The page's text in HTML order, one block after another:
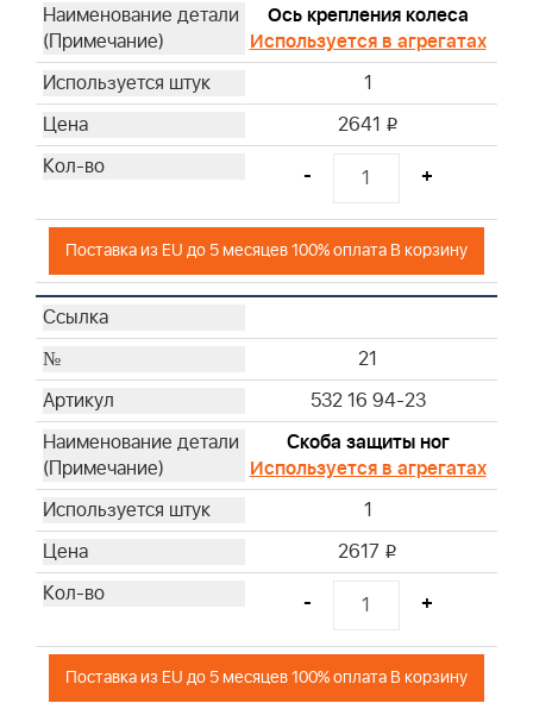
Ось крепления колеса
Используется в агрегатах
1
2641 i
- +
Поставка из EU до 5 месяцев 100% оплата В корзину
21
532 16 94-23
Скоба защиты ног
Используется в агрегатах
1
2617 i
- +
Поставка из EU до 5 месяцев 100% оплата В корзину